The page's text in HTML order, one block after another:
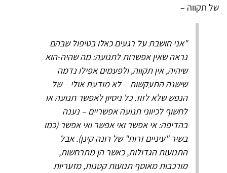
של תקווה –
"אני חושבת על רגעים כאלו בטיפול שבהם
נראה שאין אפשרות לתנועה: מה שהיה-הוא
שיהיה, אין תקווה, ולפעמים אפילו נדמה
שישנה התעקשות – לא מודעת אולי – של
הנפש שלא לזוז. כל ניסיון לאפשר תנועה או
לחשוף לכיווני תנועה אפשריים – נענה
בהדיפה: אי אפשר ואי אפשר ואי אפשר (כמו
בשיר "עיניים זרות" של רונה קינן). אבל
התנועות הגדולות, כאשר הן מתרחשות,
מורכבות מאוסף תנועות קטנות, מזעריות